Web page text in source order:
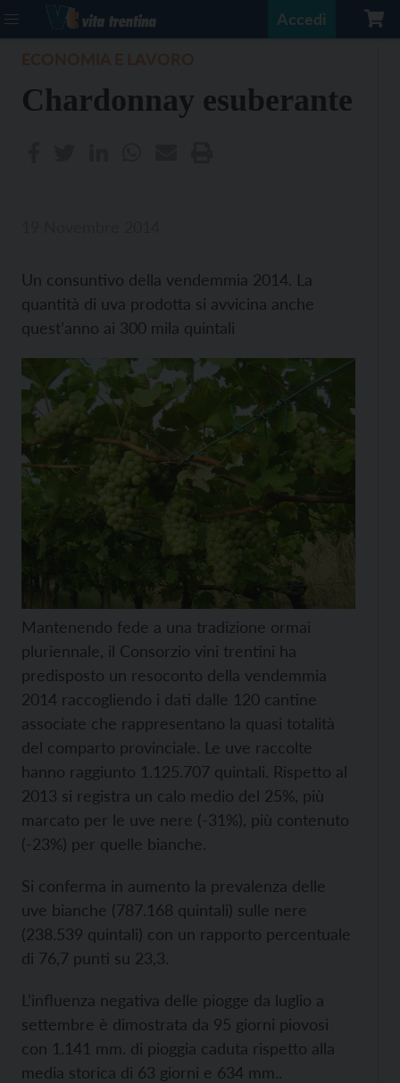
Accedi
Chardonnay esuberante
Un consuntivo della vendemmia 2014. La
quantità di uva prodotta si avvicina anche
quest’anno ai 300 mila quintali
Mantenendo fede a una tradizione ormai
pluriennale, il Consorzio vini trentini ha
predisposto un resoconto della vendemmia
2014 raccogliendo i dati dalle 120 cantine
associate che rappresentano la quasi totalità
del comparto provinciale. Le uve raccolte
hanno raggiunto 1.125.707 quintali. Rispetto al
2013 si registra un calo medio del 25%, più
marcato per le uve nere (-31%), più contenuto
(-23%) per quelle bianche.
Si conferma in aumento la prevalenza delle
uve bianche (787.168 quintali) sulle nere
(238.539 quintali) con un rapporto percentuale
di 76,7 punti su 23,3.
L’influenza negativa delle piogge da luglio a
settembre è dimostrata da 95 giorni piovosi
con 1.141 mm. di pioggia caduta rispetto alla
media storica di 63 giorni e 634 mm..